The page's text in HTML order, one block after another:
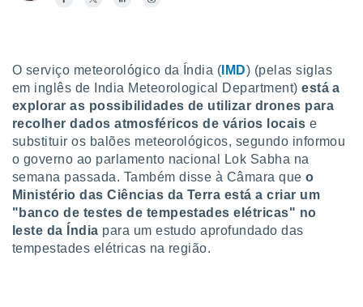
Pode
na nossa
e
a
cookies
parte
O serviço meteorológico da Índia ( IMD) (pelas siglas
em inglês de India Meteorological Department)está a
explorar as possibilidades de utilizar drones para
recolher dados atmosféricos de vários locais e
substituir os balões meteorológicos, segundo informou
o governo ao parlamento nacional Lok Sabha na
semana passada. Também disse à Câmara queo
Ministério das Ciências da Terra está a criar um
"banco de testes de tempestades elétricas" no
leste da Índia para um estudo aprofundado das
tempestades elétricas na região.